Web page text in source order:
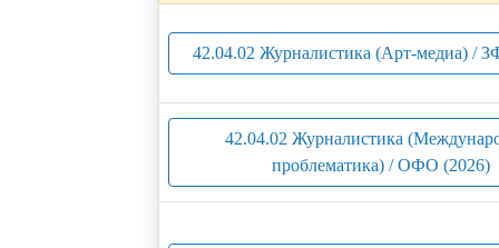
42.04.02 Журналистика (Арт-медиа) /
42.04.02 Журналистика
проблематика) / ОФО (2026)